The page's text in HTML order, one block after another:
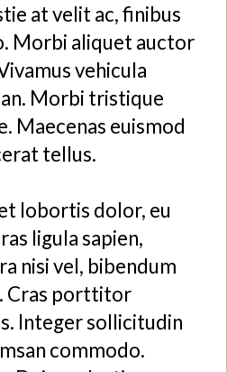
at velit ac, finibus
Morbi aliquet auctor
vehicula
Morbi tristique
Maecenas euismod
tellus.
lobortis dolor, eu
ligula sapien,
nisi vel, bibendum
Cras porttitor
Integer sollicitudin
commodo.